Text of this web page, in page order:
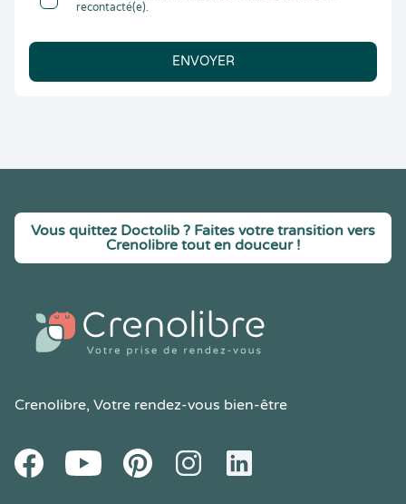
recontacté(e).
ENVOYER
Vous quittez Doctolib ? Faites votre transition vers
Crenolibre tout en douceur !
Crenolibre, Votre rendez-vous bien-être
FacebookYoutube PinteresetInstagramLinkedIn